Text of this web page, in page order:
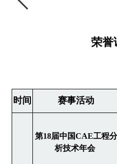
荣誉
时间 赛事活动
第18届中国CAE工程分
析技术年会